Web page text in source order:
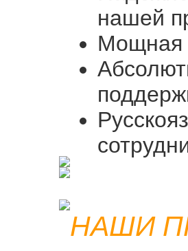
нашей
Мощная
НАШИ